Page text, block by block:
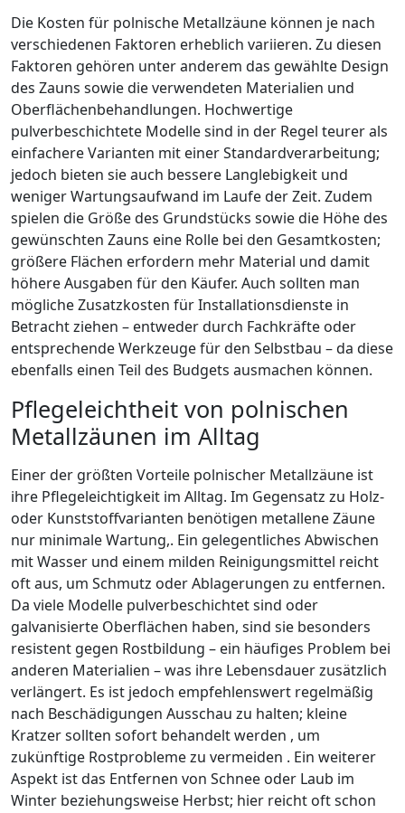
Die Kosten für polnische Metallzäune können je nach
verschiedenen Faktoren erheblich variieren. Zu diesen
Faktoren gehören unter anderem das gewählte Design
des Zauns sowie die verwendeten Materialien und
Oberflächenbehandlungen. Hochwertige
pulverbeschichtete Modelle sind in der Regel teurer als
einfachere Varianten mit einer Standardverarbeitung;
jedoch bieten sie auch bessere Langlebigkeit und
weniger Wartungsaufwand im Laufe der Zeit. Zudem
spielen die Größe des Grundstücks sowie die Höhe des
gewünschten Zauns eine Rolle bei den Gesamtkosten;
größere Flächen erfordern mehr Material und damit
höhere Ausgaben für den Käufer. Auch sollten man
mögliche Zusatzkosten für Installationsdienste in
Betracht ziehen – entweder durch Fachkräfte oder
entsprechende Werkzeuge für den Selbstbau – da diese
ebenfalls einen Teil des Budgets ausmachen können.
Pflegeleichtheit von polnischen
Metallzäunen im Alltag
Einer der größten Vorteile polnischer Metallzäune ist
ihre Pflegeleichtigkeit im Alltag. Im Gegensatz zu Holz-
oder Kunststoffvarianten benötigen metallene Zäune
nur minimale Wartung,. Ein gelegentliches Abwischen
mit Wasser und einem milden Reinigungsmittel reicht
oft aus, um Schmutz oder Ablagerungen zu entfernen.
Da viele Modelle pulverbeschichtet sind oder
galvanisierte Oberflächen haben, sind sie besonders
resistent gegen Rostbildung – ein häufiges Problem bei
anderen Materialien – was ihre Lebensdauer zusätzlich
verlängert. Es ist jedoch empfehlenswert regelmäßig
nach Beschädigungen Ausschau zu halten; kleine
Kratzer sollten sofort behandelt werden , um
zukünftige Rostprobleme zu vermeiden . Ein weiterer
Aspekt ist das Entfernen von Schnee oder Laub im
Winter beziehungsweise Herbst; hier reicht oft schon